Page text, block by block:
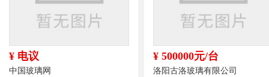
¥ 电议
中国玻璃网
¥ 500000元/台
洛阳古洛玻璃有限公司